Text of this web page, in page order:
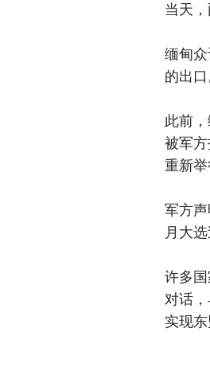
当天
缅甸
的出
此前
被军
重新
军方
月大
许多
对话
实现